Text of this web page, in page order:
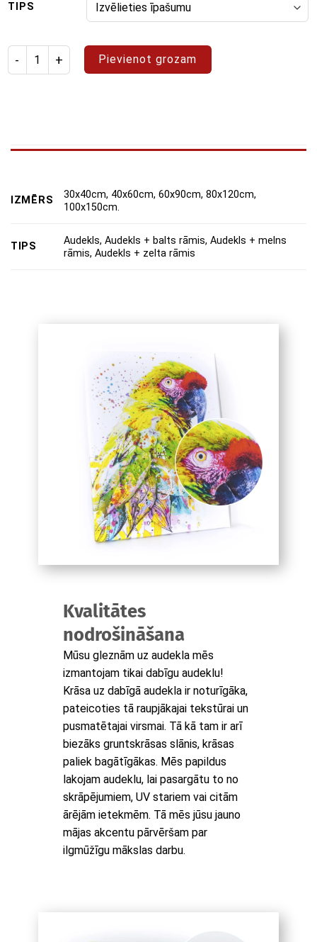
TIPS
Izstrādājuma daudzums: gleznošanas komplekts "Sapņi"
Pievienot grozam
IZMĒRS
30x40cm, 40x60cm, 60x90cm, 80x120cm,
100x150cm.
TIPS
Audekls, Audekls + balts rāmis, Audekls + melns
rāmis, Audekls + zelta rāmis
Kvalitātes
nodrošināšana
Mūsu gleznām uz audekla mēs
izmantojam tikai dabīgu audeklu!
Krāsa uz dabīgā audekla ir noturīgāka,
pateicoties tā raupjākajai tekstūrai un
pusmatētajai virsmai. Tā kā tam ir arī
biezāks gruntskrāsas slānis, krāsas
paliek bagātīgākas. Mēs papildus
lakojam audeklu, lai pasargātu to no
skrāpējumiem, UV stariem vai citām
ārējām ietekmēm. Tā mēs jūsu jauno
mājas akcentu pārvēršam par
ilgmūžīgu mākslas darbu.